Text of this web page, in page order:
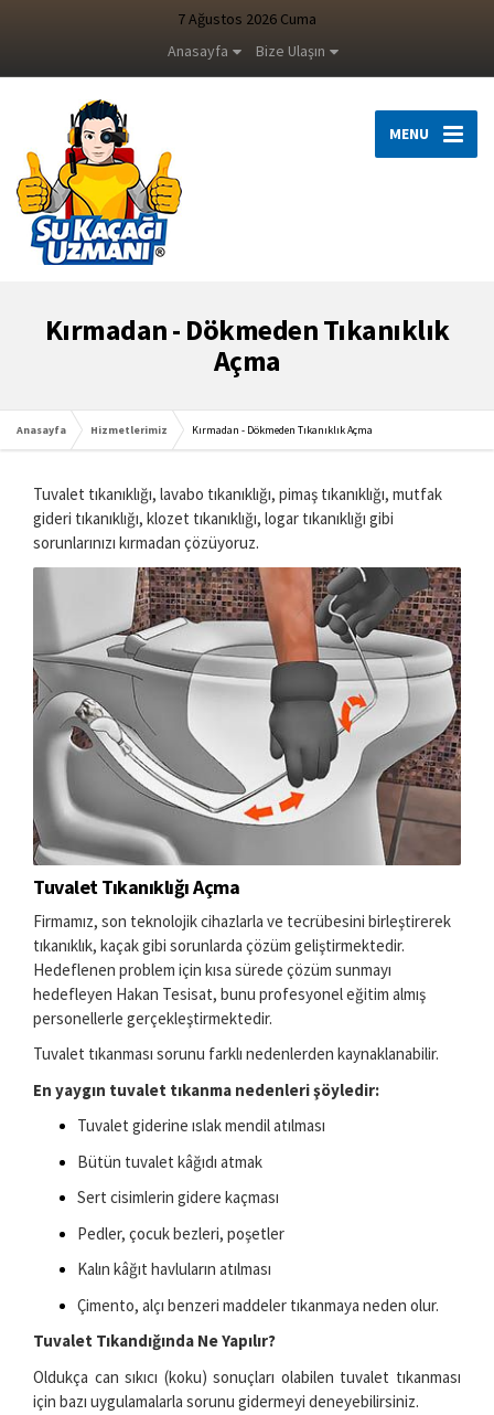
7 Ağustos 2026 Cuma
Anasayfa
Bize Ulaşın
MENU
Kırmadan - Dökmeden Tıkanıklık
Açma
Anasayfa Hizmetlerimiz Kırmadan - Dökmeden Tıkanıklık Açma
Tuvalet tıkanıklığı, lavabo tıkanıklığı, pimaş tıkanıklığı, mutfak
gideri tıkanıklığı, klozet tıkanıklığı, logar tıkanıklığı gibi
sorunlarınızı kırmadan çözüyoruz.
Tuvalet Tıkanıklığı Açma
Firmamız, son teknolojik cihazlarla ve tecrübesini birleştirerek
tıkanıklık, kaçak gibi sorunlarda çözüm geliştirmektedir.
Hedeflenen problem için kısa sürede çözüm sunmayı
hedefleyen Hakan Tesisat, bunu profesyonel eğitim almış
personellerle gerçekleştirmektedir.
Tuvalet tıkanması sorunu farklı nedenlerden kaynaklanabilir.
En yaygın tuvalet tıkanma nedenleri şöyledir:
Tuvalet giderine ıslak mendil atılması
Bütün tuvalet kâğıdı atmak
Sert cisimlerin gidere kaçması
Pedler, çocuk bezleri, poşetler
Kalın kâğıt havluların atılması
Çimento, alçı benzeri maddeler tıkanmaya neden olur.
Tuvalet Tıkandığında Ne Yapılır?
Oldukça can sıkıcı (koku) sonuçları olabilen tuvalet tıkanması
için bazı uygulamalarla sorunu gidermeyi deneyebilirsiniz.